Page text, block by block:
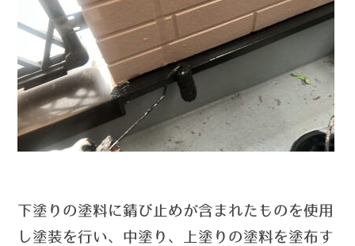
下塗りの塗料に錆び止めが含まれたものを使用
し塗装を行い、中塗り、上塗りの塗料を塗布す